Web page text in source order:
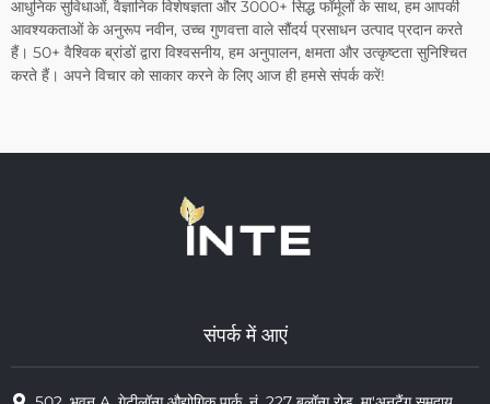
आधुनिक सुविधाओं, वैज्ञानिक विशेषज्ञता और 3000+ सिद्ध फॉर्मूलों के साथ, हम आपकी
आवश्यकताओं के अनुरूप नवीन, उच्च गुणवत्ता वाले सौंदर्य प्रसाधन उत्पाद प्रदान करते
हैं। 50+ वैश्विक ब्रांडों द्वारा विश्वसनीय, हम अनुपालन, क्षमता और उत्कृष्टता सुनिश्चित
करते हैं। अपने विचार को साकार करने के लिए आज ही हमसे संपर्क करें!
संपर्क में आएं